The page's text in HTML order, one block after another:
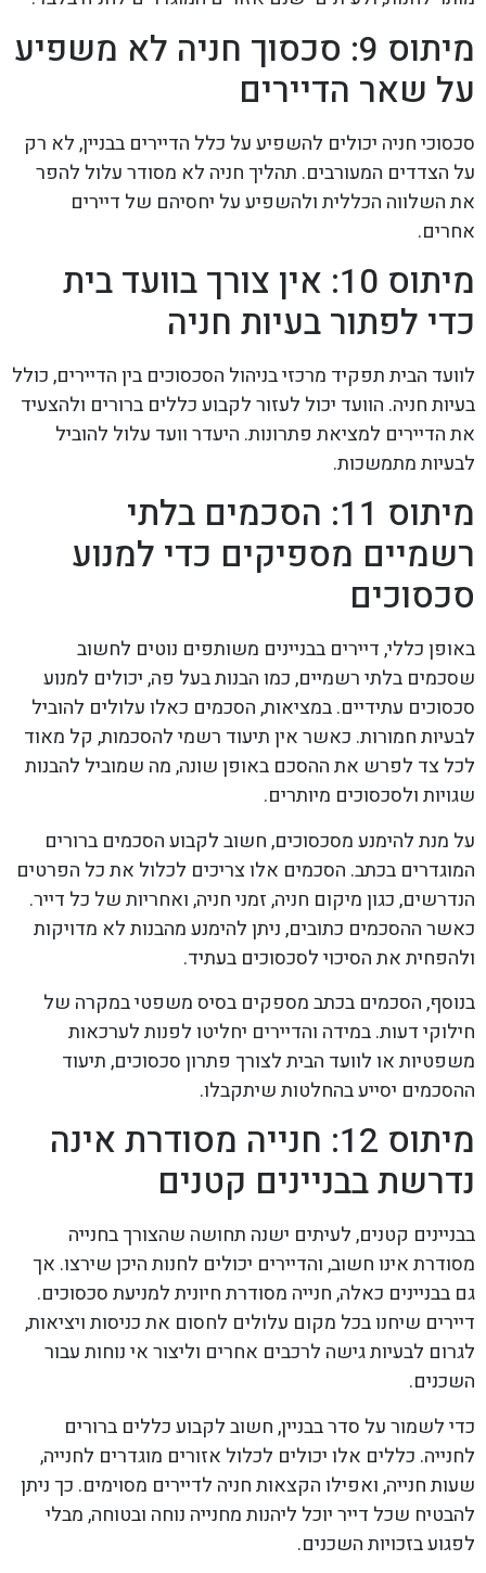
מיתוס 9: סכסוך חניה לא משפיע
על שאר הדיירים
סכסוכי חניה יכולים להשפיע על כלל הדיירים בבניין, לא רק
על הצדדים המעורבים. תהליך חניה לא מסודר עלול להפר
את השלווה הכללית ולהשפיע על יחסיהם של דיירים
אחרים.
מיתוס 10: אין צורך בוועד בית
כדי לפתור בעיות חניה
לוועד הבית תפקיד מרכזי בניהול הסכסוכים בין הדיירים, כולל
בעיות חניה. הוועד יכול לעזור לקבוע כללים ברורים ולהצעיד
את הדיירים למציאת פתרונות. היעדר וועד עלול להוביל
לבעיות מתמשכות.
מיתוס 11: הסכמים בלתי
רשמיים מספיקים כדי למנוע
סכסוכים
באופן כללי, דיירים בבניינים משותפים נוטים לחשוב
שסכמים בלתי רשמיים, כמו הבנות בעל פה, יכולים למנוע
סכסוכים עתידיים. במציאות, הסכמים כאלו עלולים להוביל
לבעיות חמורות. כאשר אין תיעוד רשמי להסכמות, קל מאוד
לכל צד לפרש את ההסכם באופן שונה, מה שמוביל להבנות
שגויות ולסכסוכים מיותרים.
על מנת להימנע מסכסוכים, חשוב לקבוע הסכמים ברורים
המוגדרים בכתב. הסכמים אלו צריכים לכלול את כל הפרטים
הנדרשים, כגון מיקום חניה, זמני חניה, ואחריות של כל דייר.
כאשר ההסכמים כתובים, ניתן להימנע מהבנות לא מדויקות
ולהפחית את הסיכוי לסכסוכים בעתיד.
בנוסף, הסכמים בכתב מספקים בסיס משפטי במקרה של
חילוקי דעות. במידה והדיירים יחליטו לפנות לערכאות
משפטיות או לוועד הבית לצורך פתרון סכסוכים, תיעוד
ההסכמים יסייע בהחלטות שיתקבלו.
מיתוס 12: חנייה מסודרת אינה
נדרשת בבניינים קטנים
בבניינים קטנים, לעיתים ישנה תחושה שהצורך בחנייה
מסודרת אינו חשוב, והדיירים יכולים לחנות היכן שירצו. אך
גם בבניינים כאלה, חנייה מסודרת חיונית למניעת סכסוכים.
דיירים שיחנו בכל מקום עלולים לחסום את כניסות ויציאות,
לגרום לבעיות גישה לרכבים אחרים וליצור אי נוחות עבור
השכנים.
כדי לשמור על סדר בבניין, חשוב לקבוע כללים ברורים
לחנייה. כללים אלו יכולים לכלול אזורים מוגדרים לחנייה,
שעות חנייה, ואפילו הקצאות חניה לדיירים מסוימים. כך ניתן
להבטיח שכל דייר יוכל ליהנות מחנייה נוחה ובטוחה, מבלי
לפגוע בזכויות השכנים.